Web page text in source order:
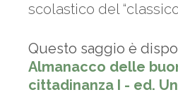
scolastico del
Questo saggio è
Almanacco delle
cittadinanza I - ed.